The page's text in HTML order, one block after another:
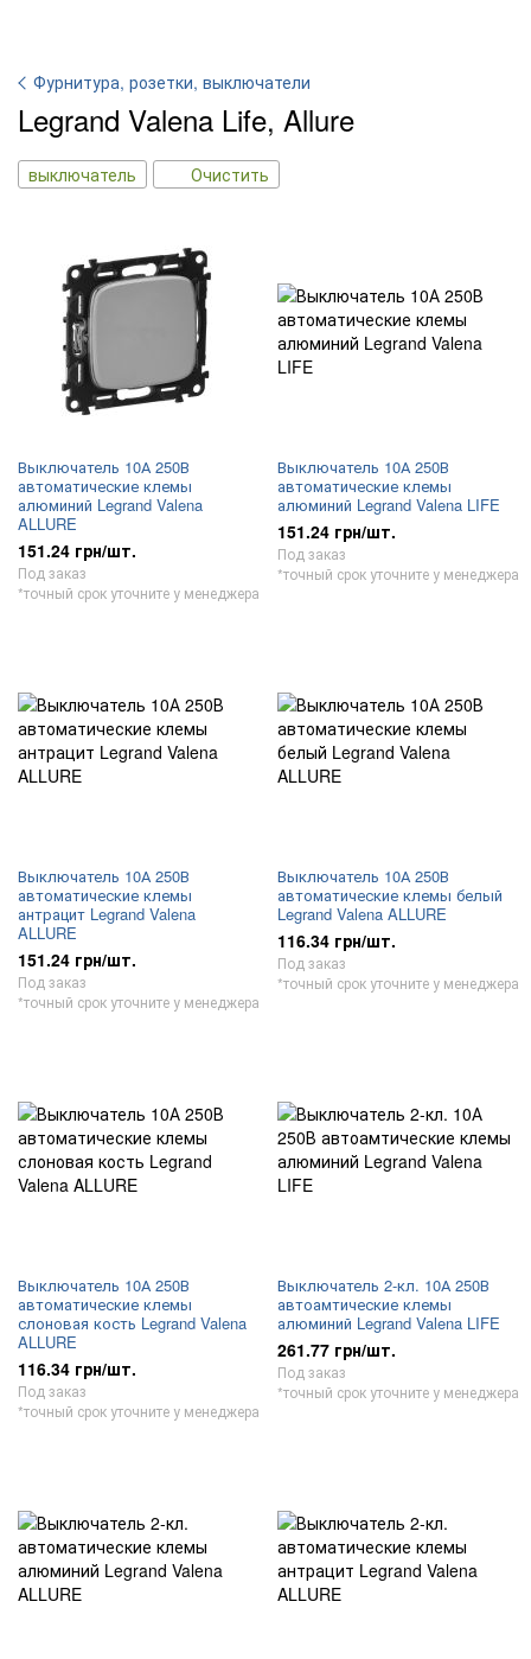
Фурнитура, розетки, выключатели
Legrand Valena Life, Allure
выключатель Очистить
Выключатель 10А 250В
автоматические клемы
алюминий Legrand Valena
ALLURE
151.24 грн/шт.
Под заказ
*точный срок уточните у менеджера
Выключатель 10А 250В
автоматические клемы
алюминий Legrand Valena LIFE
151.24 грн/шт.
Под заказ
*точный срок уточните у менеджера
Выключатель 10А 250В
автоматические клемы
антрацит Legrand Valena
ALLURE
151.24 грн/шт.
Под заказ
*точный срок уточните у менеджера
Выключатель 10А 250В
автоматические клемы белый
Legrand Valena ALLURE
116.34 грн/шт.
Под заказ
*точный срок уточните у менеджера
Выключатель 10А 250В
автоматические клемы
слоновая кость Legrand Valena
ALLURE
116.34 грн/шт.
Под заказ
*точный срок уточните у менеджера
Выключатель 2-кл. 10А 250В
автоамтические клемы
алюминий Legrand Valena LIFE
261.77 грн/шт.
Под заказ
*точный срок уточните у менеджера